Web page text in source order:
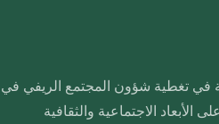
تغطية شؤون المجتمع الريفي في
الاجتماعية والثقافية